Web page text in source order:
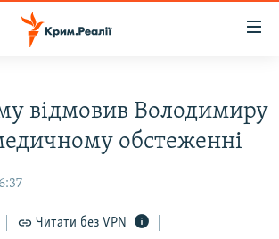
відмовив Володимиру
обстеженні
Читати без VPN